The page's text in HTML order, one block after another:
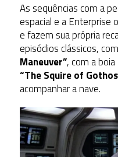
As sequências com a
espacial e a Enterprise
e fazem sua própria
episódios clássicos,
Maneuver”, com a
“The Squire of
acompanhar a nave.